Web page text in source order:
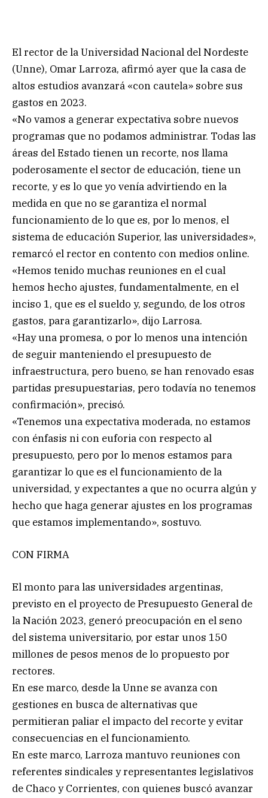
El rector de la Universidad Nacional del Nordeste
(Unne), Omar Larroza, afirmó ayer que la casa de
altos estudios avanzará «con cautela» sobre sus
gastos en 2023.
«No vamos a generar expectativa sobre nuevos
programas que no podamos administrar. Todas las
áreas del Estado tienen un recorte, nos llama
poderosamente el sector de educación, tiene un
recorte, y es lo que yo venía advirtiendo en la
medida en que no se garantiza el normal
funcionamiento de lo que es, por lo menos, el
sistema de educación Superior, las universidades»,
remarcó el rector en contento con medios online.
«Hemos tenido muchas reuniones en el cual
hemos hecho ajustes, fundamentalmente, en el
inciso 1, que es el sueldo y, segundo, de los otros
gastos, para garantizarlo», dijo Larrosa.
«Hay una promesa, o por lo menos una intención
de seguir manteniendo el presupuesto de
infraestructura, pero bueno, se han renovado esas
partidas presupuestarias, pero todavía no tenemos
confirmación», precisó.
«Tenemos una expectativa moderada, no estamos
con énfasis ni con euforia con respecto al
presupuesto, pero por lo menos estamos para
garantizar lo que es el funcionamiento de la
universidad, y expectantes a que no ocurra algún y
hecho que haga generar ajustes en los programas
que estamos implementando», sostuvo.
CON FIRMA
El monto para las universidades argentinas,
previsto en el proyecto de Presupuesto General de
la Nación 2023, generó preocupación en el seno
del sistema universitario, por estar unos 150
millones de pesos menos de lo propuesto por
rectores.
En ese marco, desde la Unne se avanza con
gestiones en busca de alternativas que
permitieran paliar el impacto del recorte y evitar
consecuencias en el funcionamiento.
En este marco, Larroza mantuvo reuniones con
referentes sindicales y representantes legislativos
de Chaco y Corrientes, con quienes buscó avanzar